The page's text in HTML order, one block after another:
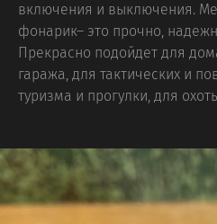
включения и выключения.
фонарик– это прочно,
Прекрасно подойдет для
гаража, для тактических и
туризма и прогулки, для